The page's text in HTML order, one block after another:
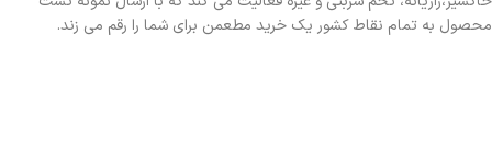
محصول به تمام نقاط کشور یک خرید مطعمن برای شما را رقم می زند.